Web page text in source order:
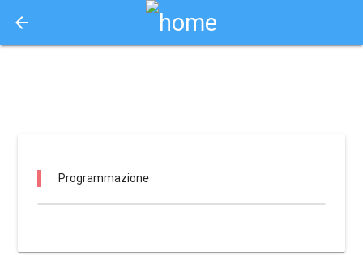
arrow_back
Programmazione